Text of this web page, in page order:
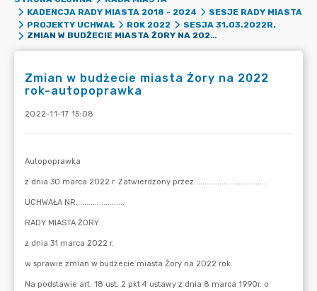
KADENCJA RADY MIASTA 2018 - 2024
SESJE RADY MIASTA
PROJEKTY UCHWAŁ
ROK 2022
SESJA 31.03.2022R.
ZMIAN W BUDŻECIE MIASTA ŻORY NA 2022 ROK-AUTOPOPRAWKA
Zmian w budżecie miasta Żory na 2022
rok-autopoprawka
2022-11-17 15:08